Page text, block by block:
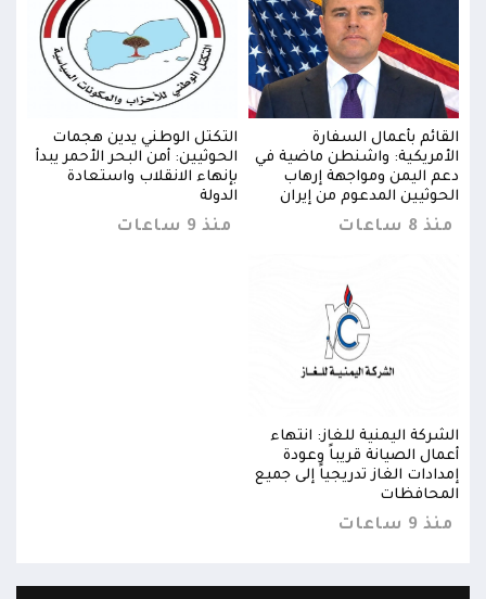
القائم بأعمال السفارة
الأمريكية: واشنطن ماضية في
دعم اليمن ومواجهة إرهاب
الحوثيين المدعوم من إيران
منذ 8 ساعات
التكتل الوطني يدين هجمات
الحوثيين: أمن البحر الأحمر يبدأ
بإنهاء الانقلاب واستعادة
الدولة
منذ 9 ساعات
الشركة اليمنية للغاز: انتهاء
أعمال الصيانة قريباً وعودة
إمدادات الغاز تدريجياً إلى جميع
المحافظات
منذ 9 ساعات